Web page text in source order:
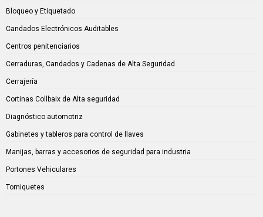
Bloqueo y Etiquetado
Candados Electrónicos Auditables
Centros penitenciarios
Cerraduras, Candados y Cadenas de Alta Seguridad
Cerrajería
Cortinas Collbaix de Alta seguridad
Diagnóstico automotriz
Gabinetes y tableros para control de llaves
Manijas, barras y accesorios de seguridad para industria
Portones Vehiculares
Torniquetes